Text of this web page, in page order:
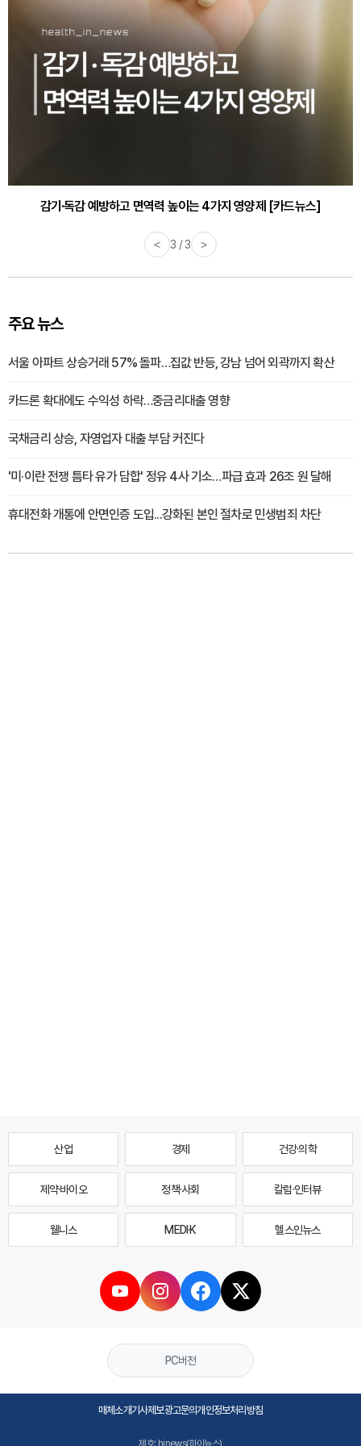
감기·독감 예방하고 면역력 높이는 4가지 영양제 [카드뉴스]
< 3 / 3 >
주요 뉴스
서울 아파트 상승거래 57% 돌파…집값 반등, 강남 넘어 외곽까지 확산
카드론 확대에도 수익성 하락…중금리대출 영향
국채금리 상승, 자영업자 대출 부담 커진다
'미·이란 전쟁 틈타 유가 담합' 정유 4사 기소…파급 효과 26조 원 달해
휴대전화 개통에 안면인증 도입...강화된 본인 절차로 민생범죄 차단
산업 경제 건강·의학
제약·바이오 정책·사회 칼럼·인터뷰
웰니스 MEDI·K 헬스인뉴스
PC버전
매체소개기사제보광고문의개인정보처리방침
제호: hinews(하이뉴스)